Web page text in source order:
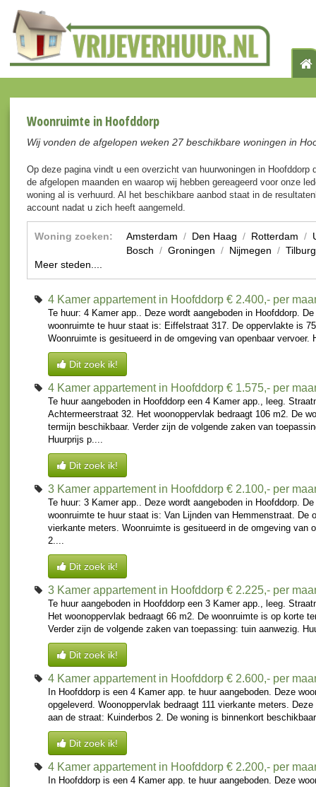
Woonruimte in Hoofddorp
Wij vonden de afgelopen weken 27 beschikbare woningen in
Op deze pagina vindt u een overzicht van huurwoningen in Hoofddorp
de afgelopen maanden en waarop wij hebben gereageerd voor onze
woning al is verhuurd. Al het beschikbare aanbod staat in de
account nadat u zich heeft aangemeld.
Woning zoeken: Amsterdam / Den Haag / Rotterdam /
Bosch / Groningen / Nijmegen / Tilburg
Meer steden....
4 Kamer appartement in Hoofddorp € 2.400,- per
Te huur: 4 Kamer app.. Deze wordt aangeboden in Hoofddorp.
woonruimte te huur staat is: Eiffelstraat 317. De oppervlakte is
Woonruimte is gesitueerd in de omgeving van openbaar vervoer.
Dit zoek ik!
4 Kamer appartement in Hoofddorp € 1.575,- per
Te huur aangeboden in Hoofddorp een 4 Kamer app., leeg.
Achtermeerstraat 32. Het woonoppervlak bedraagt 106 m2. De
termijn beschikbaar. Verder zijn de volgende zaken van
Huurprijs p....
Dit zoek ik!
3 Kamer appartement in Hoofddorp € 2.100,- per
Te huur: 3 Kamer app.. Deze wordt aangeboden in Hoofddorp.
woonruimte te huur staat is: Van Lijnden van Hemmenstraat. De
vierkante meters. Woonruimte is gesitueerd in de omgeving van
2....
Dit zoek ik!
3 Kamer appartement in Hoofddorp € 2.225,- per
Te huur aangeboden in Hoofddorp een 3 Kamer app., leeg.
Het woonoppervlak bedraagt 66 m2. De woonruimte is op korte
Verder zijn de volgende zaken van toepassing: tuin aanwezig.
Dit zoek ik!
4 Kamer appartement in Hoofddorp € 2.600,- per
In Hoofddorp is een 4 Kamer app. te huur aangeboden. Deze
opgeleverd. Woonoppervlak bedraagt 111 vierkante meters.
aan de straat: Kuinderbos 2. De woning is binnenkort
Dit zoek ik!
4 Kamer appartement in Hoofddorp € 2.200,- per
In Hoofddorp is een 4 Kamer app. te huur aangeboden. Deze